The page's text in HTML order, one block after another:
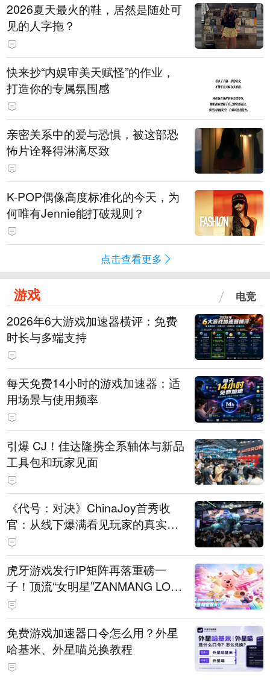
2026夏天最火的鞋，居然是随处可
见的人字拖？
快来抄“内娱审美天赋怪”的作业，
打造你的专属氛围感
亲密关系中的爱与恐惧，被这部恐
怖片诠释得淋漓尽致
K-POP偶像高度标准化的今天，为
何唯有Jennie能打破规则？
点击查看更多
游戏 电竞
2026年6大游戏加速器横评：免费
时长与多端支持
每天免费14小时的游戏加速器：适
用场景与使用频率
引爆 CJ！佳达隆携全系轴体与新品
工具包和玩家见面
《代号：对决》ChinaJoy首秀收
官：从线下爆满看见玩家的真实期
待
虎牙游戏发行IP矩阵再落重磅一
子！顶流“女明星”ZANMANG LOO
PY 正版3D消除手游《消消奇遇》
惊喜曝光
免费游戏加速器口令怎么用？外星
哈基米、外星喵兑换教程